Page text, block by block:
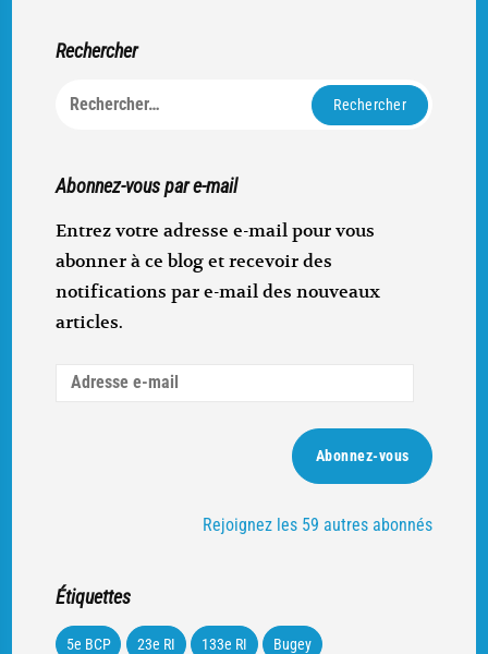
Rechercher
Rechercher :
Abonnez-vous par e-mail
Entrez votre adresse e-mail pour vous
abonner à ce blog et recevoir des
notifications par e-mail des nouveaux
articles.
Adresse
Abonnez-vous
Rejoignez les 59 autres abonnés
Étiquettes
5e BCP 23e RI 133e RI Bugey